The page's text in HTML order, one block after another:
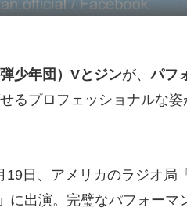
少年団）Vとジンが、パフ
るプロフェッショナルな
19日、アメリカのラジオ局
に出演。完璧なパフォーマ